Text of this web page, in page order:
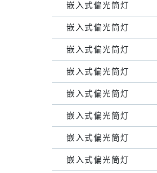
嵌⼊式偏光筒灯
嵌⼊式偏光筒灯
嵌⼊式偏光筒灯
嵌⼊式偏光筒灯
嵌⼊式偏光筒灯
嵌⼊式偏光筒灯
嵌⼊式偏光筒灯
嵌⼊式偏光筒灯